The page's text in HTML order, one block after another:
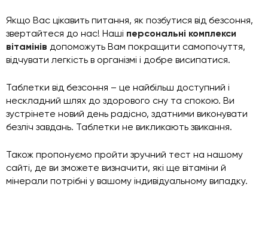
Якщо Вас цікавить питання, як позбутися від безсоння,
звертайтеся до нас! Наші персональні комплекси
вітамінів допоможуть Вам покращити самопочуття,
відчувати легкість в організмі і добре висипатися.
Таблетки від безсоння – це найбільш доступний і
нескладний шлях до здорового сну та спокою. Ви
зустрінете новий день радісно, здатними виконувати
безліч завдань. Таблетки не викликають звикання.
Також пропонуємо пройти зручний тест на нашому
сайті, де ви зможете визначити, які ще вітаміни й
мінерали потрібні у вашому індивідуальному випадку.